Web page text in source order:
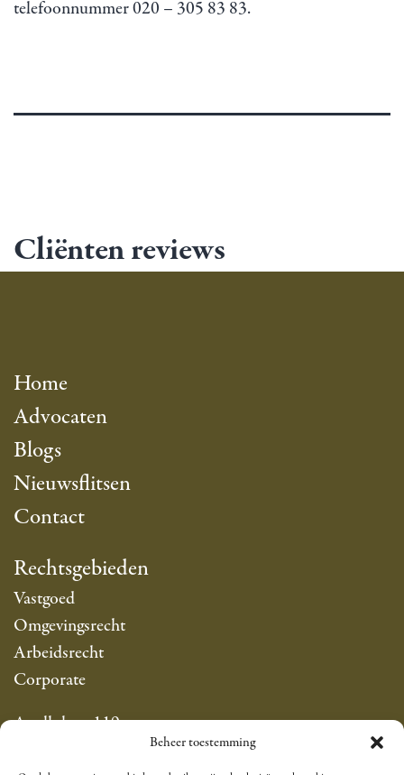
Beheer toestemming
telefoonnummer 020 – 305 83 83.
Cliënten reviews
Home
Advocaten
Blogs
Nieuwsflitsen
Contact
Rechtsgebieden
Vastgoed
Omgevingsrecht
Arbeidsrecht
Corporate
Apollolaan 119
1077 AP Amsterdam
info@sarfatyadvocaten.nl